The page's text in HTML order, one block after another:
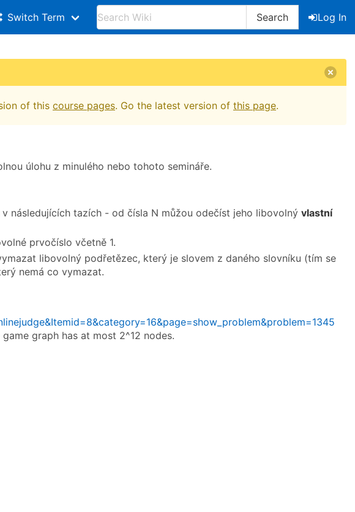
Switch Term Search
Log In
of this course pages. Go the latest version of this page.
úlohu z minulého nebo tohoto semináře.
následujících tazích - od čísla N můžou odečíst jeho libovolný vlastní
prvočíslo včetně 1.
libovolný podřetězec, který je slovem z daného slovníku (tím se
nemá co vymazat.
game graph has at most 2^12 nodes.